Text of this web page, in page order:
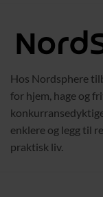
Hos Nordsphere
for hjem, hage og
enklere og legg til
praktisk liv.